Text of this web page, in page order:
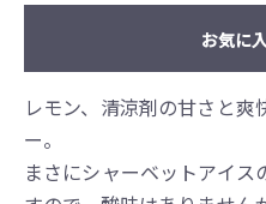
お気に
レモン、清涼剤の甘さと
ー。
まさにシャーベットアイ